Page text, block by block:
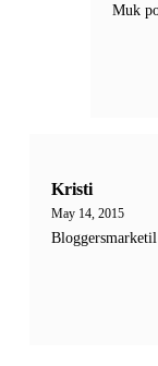
Muk
Kristi
May 14, 2015
Bloggersmarketil